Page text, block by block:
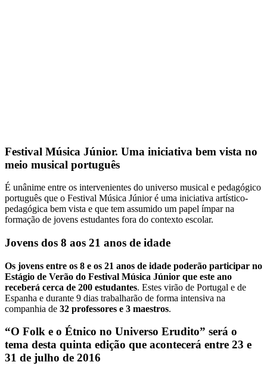
Festival Música Júnior. Uma iniciativa bem vista no
meio musical português
É unânime entre os intervenientes do universo musical e pedagógico
português que o Festival Música Júnior é uma iniciativa artístico-
pedagógica bem vista e que tem assumido um papel ímpar na
formação de jovens estudantes fora do contexto escolar.
Jovens dos 8 aos 21 anos de idade
Os jovens entre os 8 e os 21 anos de idade poderão participar no
Estágio de Verão do Festival Música Júnior que este ano
receberá cerca de 200 estudantes. Estes virão de Portugal e de
Espanha e durante 9 dias trabalharão de forma intensiva na
companhia de 32 professores e 3 maestros.
“O Folk e o Étnico no Universo Erudito” será o
tema desta quinta edição que acontecerá entre 23 e
31 de julho de 2016